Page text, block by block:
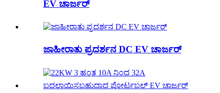
EV ಚಾರ್ಜರ್
ಜಾಹೀರಾತು ಪ್ರದರ್ಶನ DC EV ಚಾರ್ಜರ್